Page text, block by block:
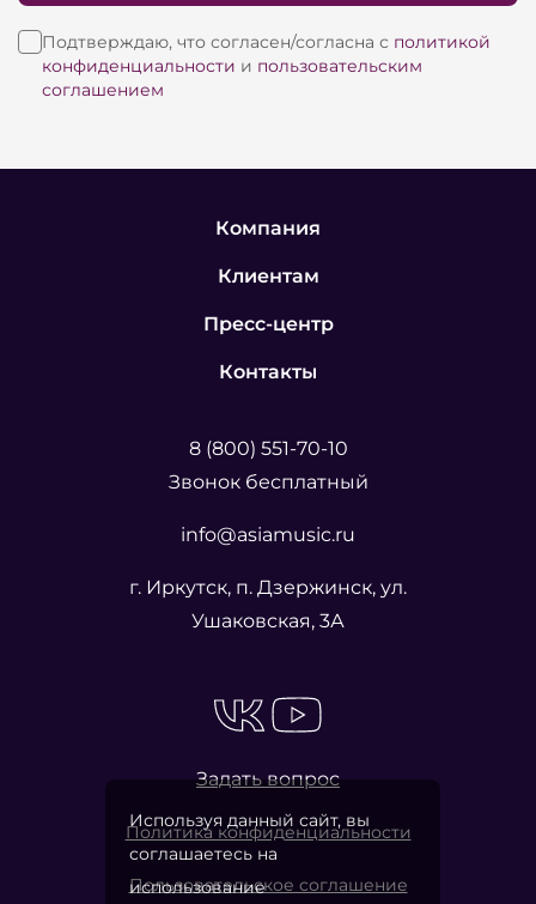
Подтверждаю, что согласен/согласна с политикой
конфиденциальности и пользовательским
соглашением
Компания
Клиентам
Пресс-центр
Контакты
8 (800) 551-70-10
Звонок бесплатный
info@asiamusic.ru
г. Иркутск, п. Дзержинск, ул.
Ушаковская, 3А
Задать вопрос
Политика конфиденциальности
Пользовательское соглашение
Используя данный сайт, вы
соглашаетесь на
использование